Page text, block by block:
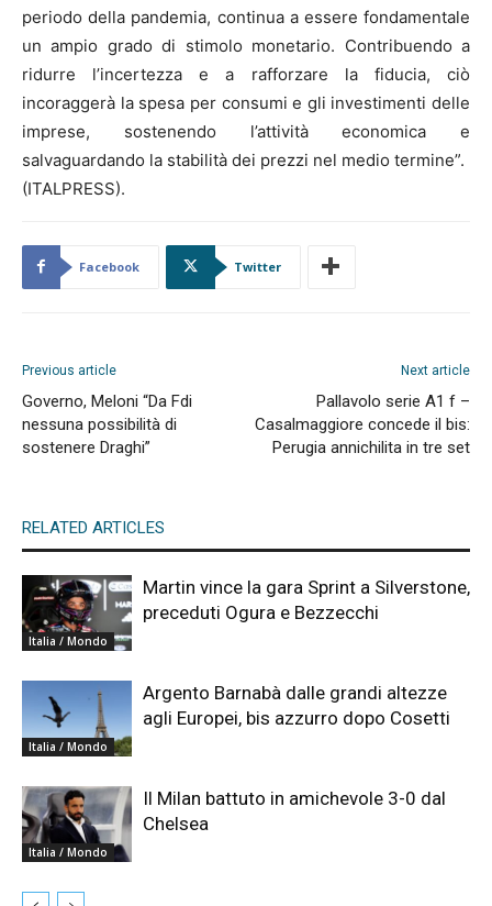
periodo della pandemia, continua a essere fondamentale
un ampio grado di stimolo monetario. Contribuendo a
ridurre l’incertezza e a rafforzare la fiducia, ciò
incoraggerà la spesa per consumi e gli investimenti delle
imprese, sostenendo l’attività economica e
salvaguardando la stabilità dei prezzi nel medio termine”.
(ITALPRESS).
Facebook Twitter
Previous article
Governo, Meloni “Da Fdi
nessuna possibilità di
sostenere Draghi”
Next article
Pallavolo serie A1 f –
Casalmaggiore concede il bis:
Perugia annichilita in tre set
RELATED ARTICLES
Italia / Mondo
Martin vince la gara Sprint a Silverstone,
preceduti Ogura e Bezzecchi
Italia / Mondo
Argento Barnabà dalle grandi altezze
agli Europei, bis azzurro dopo Cosetti
Italia / Mondo
Il Milan battuto in amichevole 3-0 dal
Chelsea